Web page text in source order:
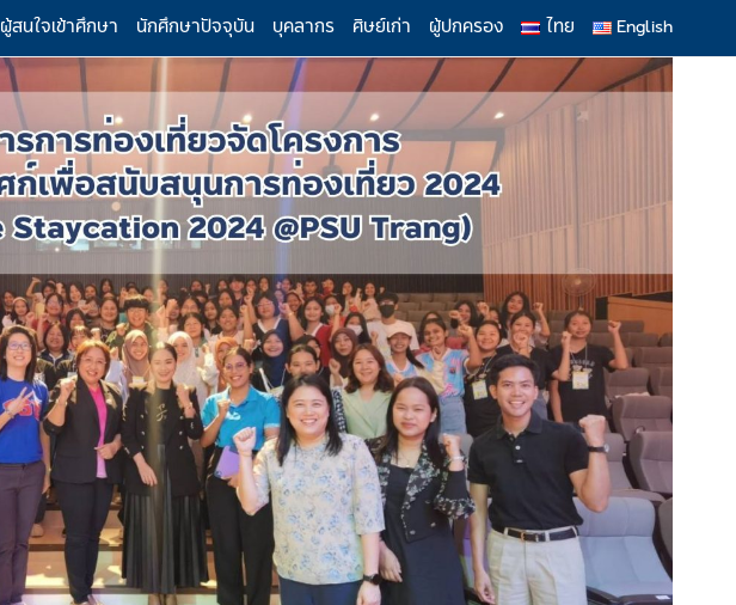
ผู้สนใจเข้าศึกษา นักศึกษาปัจจุบัน บุคลากร ศิษย์เก่า ผู้ปกครอง ไทย English